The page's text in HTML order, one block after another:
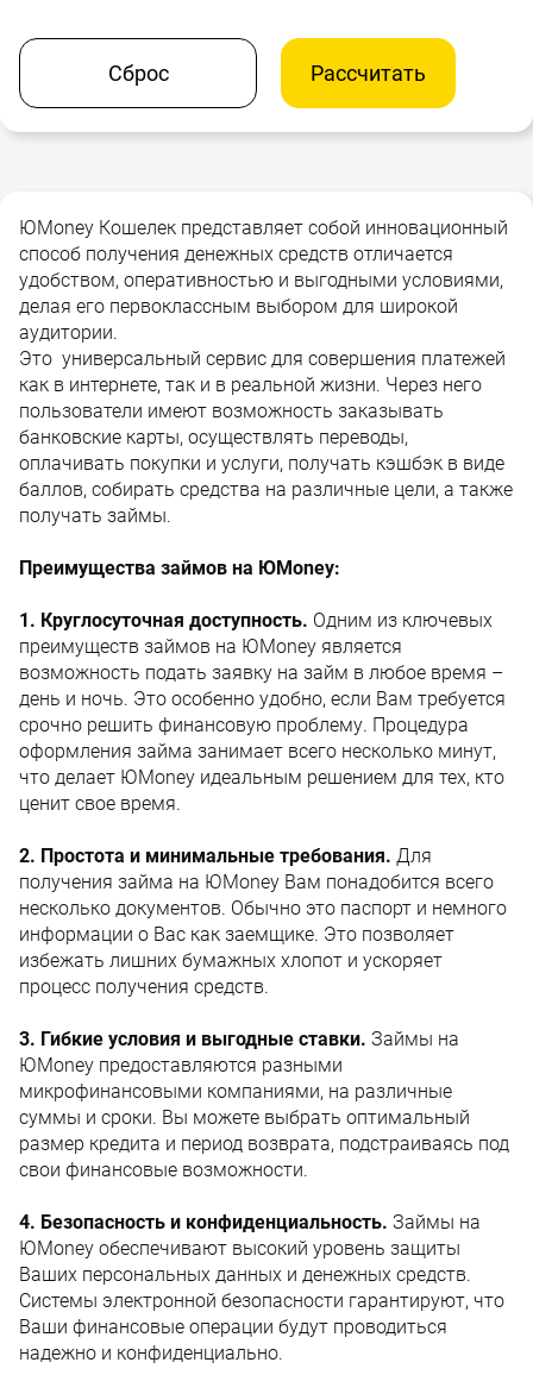
Сброс Рассчитать
ЮMoney Кошелек представляет собой инновационный
способ получения денежных средств отличается
удобством, оперативностью и выгодными условиями,
делая его первоклассным выбором для широкой
аудитории.
Это универсальный сервис для совершения платежей
как в интернете, так и в реальной жизни. Через него
пользователи имеют возможность заказывать
банковские карты, осуществлять переводы,
оплачивать покупки и услуги, получать кэшбэк в виде
баллов, собирать средства на различные цели, а также
получать займы.
Преимущества займов на ЮMoney:
1. Круглосуточная доступность. Одним из ключевых
преимуществ займов на ЮMoney является
возможность подать заявку на займ в любое время –
день и ночь. Это особенно удобно, если Вам требуется
срочно решить финансовую проблему. Процедура
оформления займа занимает всего несколько минут,
что делает ЮMoney идеальным решением для тех, кто
ценит свое время.
2. Простота и минимальные требования. Для
получения займа на ЮMoney Вам понадобится всего
несколько документов. Обычно это паспорт и немного
информации о Вас как заемщике. Это позволяет
избежать лишних бумажных хлопот и ускоряет
процесс получения средств.
3. Гибкие условия и выгодные ставки. Займы на
ЮMoney предоставляются разными
микрофинансовыми компаниями, на различные
суммы и сроки. Вы можете выбрать оптимальный
размер кредита и период возврата, подстраиваясь под
свои финансовые возможности.
4. Безопасность и конфиденциальность. Займы на
ЮMoney обеспечивают высокий уровень защиты
Ваших персональных данных и денежных средств.
Системы электронной безопасности гарантируют, что
Ваши финансовые операции будут проводиться
надежно и конфиденциально.